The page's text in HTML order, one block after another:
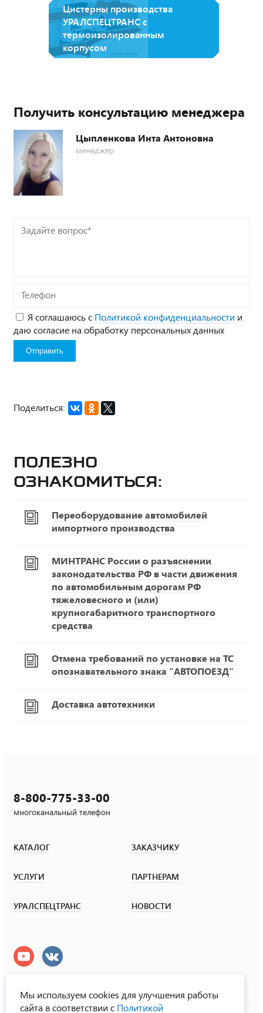
Цистерны производства
УРАЛСПЕЦТРАНС с
термоизолированным
корпусом
Получить консультацию менеджера
Цыпленкова Инта Антоновна
менеджер
Задайте
вопрос*
Телефон
Я соглашаюсь с Политикой конфиденциальности и
даю согласие на обработку персональных данных
Поделиться:
Полезно
ознакомиться:
Переоборудование автомобилей
импортного производства
МИНТРАНС России о разъяснении
законодательства РФ в части движения
по автомобильным дорогам РФ
тяжеловесного и (или)
крупногабаритного транспортного
средства
Отмена требований по установке на ТС
опознавательного знака "АВТОПОЕЗД"
Доставка автотехники
8-800-775-33-00
многоканальный телефон
КАТАЛОГ ЗАКАЗЧИКУ
УСЛУГИ ПАРТНЕРАМ
УРАЛСПЕЦТРАНС НОВОСТИ
Мы используем cookies для улучшения работы
сайта в соответствии с Политикой